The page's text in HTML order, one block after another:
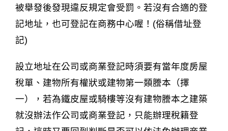
被舉發後發現違反規定會受罰。若沒有合適的登
記地址，也可登記在商務中心喔！(俗稱借址登
記)
設立地址在公司或商業登記時須要有當年度房屋
稅單、建物所有權狀或建物第一類謄本（擇
一），若為鐵皮屋或騎樓等沒有建物謄本之建築
就沒辦法作公司或商業登記，只能辦理稅籍登